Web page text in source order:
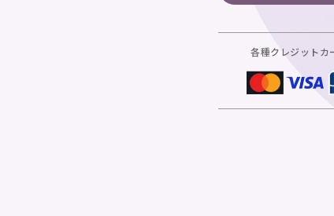
各種クレジットカ